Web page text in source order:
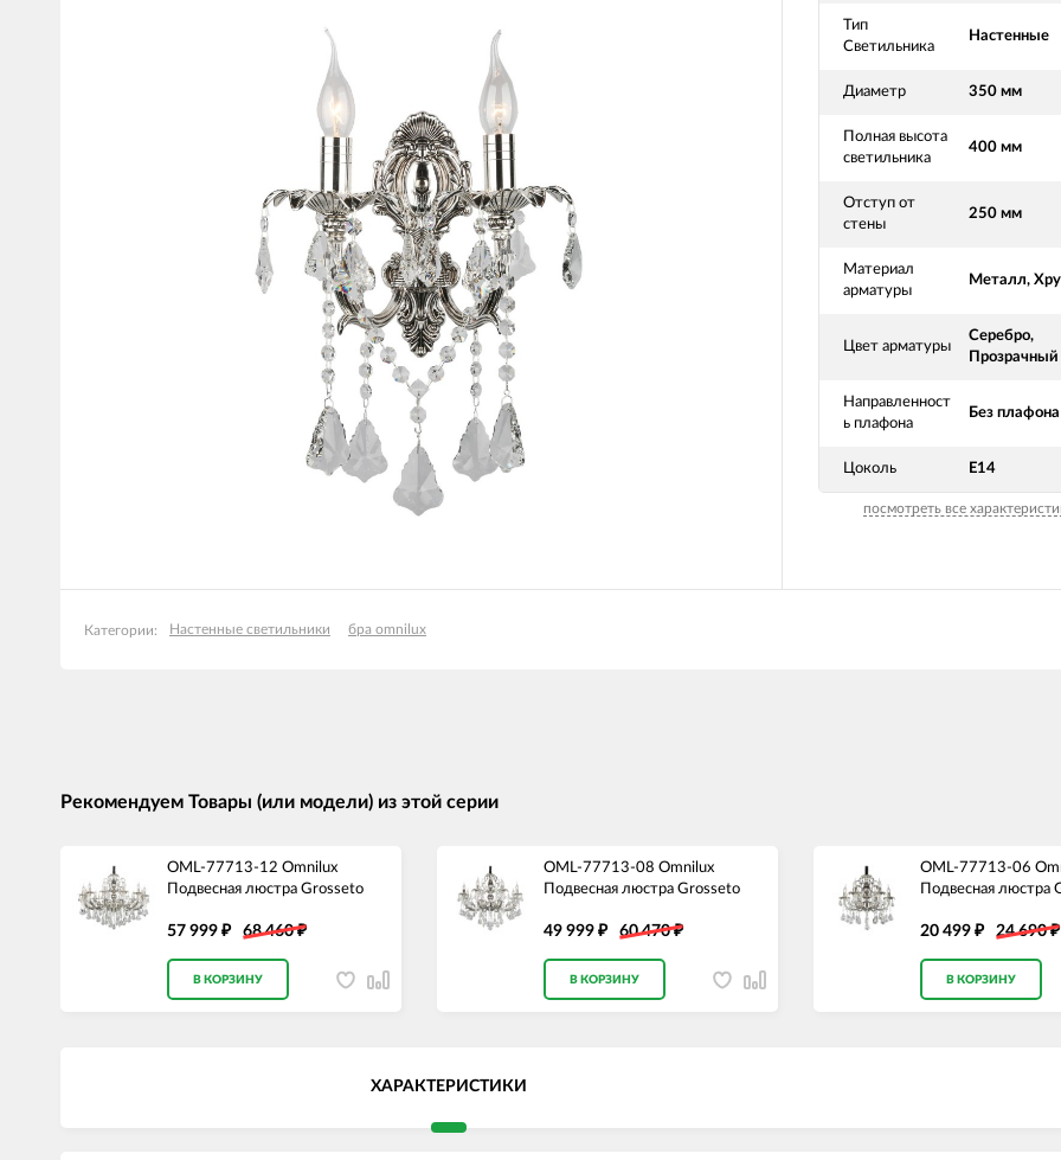
Тип
Светильника
Настенные
Диаметр 350 мм
Полная высота
светильника
400 мм
Отступ от
стены
250 мм
Материал
арматуры
Металл,
Цвет арматуры
Серебро,
Прозрачный
Направленност
ь плафона
Без плафона
Цоколь Е14
посмотреть все
Категории: Настенные светильники бра omnilux
Рекомендуем Товары (или модели) из этой серии
OML-77713-12 Omnilux
Подвесная люстра Grosseto
57 999 ₽ 68 460₽
В КОРЗИНУ
OML-77713-08 Omnilux
Подвесная люстра Grosseto
49 999 ₽ 60 470₽
В КОРЗИНУ
OML-77713-06
Подвесная люстра
20 499 ₽ 24 690₽
В КОРЗИНУ
ХАРАКТЕРИСТИКИ